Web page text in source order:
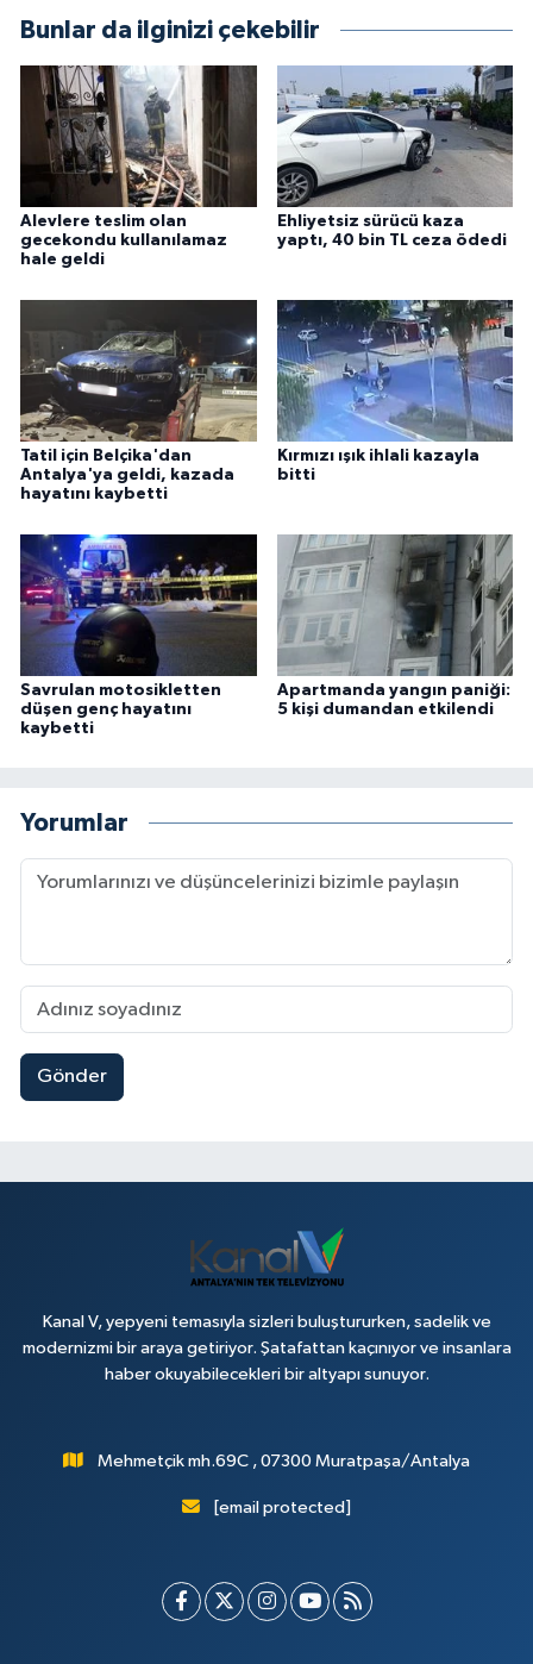
Bunlar da ilginizi çekebilir
Alevlere teslim olan
gecekondu kullanılamaz
hale geldi
Ehliyetsiz sürücü kaza
yaptı, 40 bin TL ceza ödedi
Tatil için Belçika'dan
Antalya'ya geldi, kazada
hayatını kaybetti
Kırmızı ışık ihlali kazayla
bitti
Savrulan motosikletten
düşen genç hayatını
kaybetti
Apartmanda yangın paniği:
5 kişi dumandan etkilendi
Yorumlar
Gönder
Kanal V, yepyeni temasıyla sizleri buluştururken, sadelik ve
modernizmi bir araya getiriyor. Şatafattan kaçınıyor ve insanlara
haber okuyabilecekleri bir altyapı sunuyor.
Mehmetçik mh.69C , 07300 Muratpaşa/Antalya
[email protected]